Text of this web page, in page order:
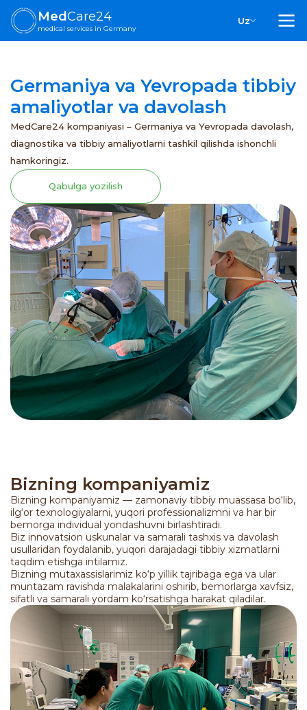
MedCare24
medical services in Germany
Uz
Germaniya va Yevropada tibbiy
amaliyotlar va davolash
MedCare24 kompaniyasi – Germaniya va Yevropada davolash,
diagnostika va tibbiy amaliyotlarni tashkil qilishda ishonchli
hamkoringiz.
Qabulga yozilish
Bizning kompaniyamiz
Bizning kompaniyamiz — zamonaviy tibbiy muassasa bo‘lib,
ilg‘or texnologiyalarni, yuqori professionalizmni va har bir
bemorga individual yondashuvni birlashtiradi.
Biz innovatsion uskunalar va samarali tashxis va davolash
usullaridan foydalanib, yuqori darajadagi tibbiy xizmatlarni
taqdim etishga intilamiz.
Bizning mutaxassislarimiz ko‘p yillik tajribaga ega va ular
muntazam ravishda malakalarini oshirib, bemorlarga xavfsiz,
sifatli va samarali yordam ko‘rsatishga harakat qiladilar.